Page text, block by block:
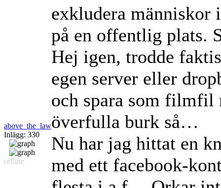
above_the_law
Inlägg: 330
offline
exkludera människor
på en offentlig plats.
Hej igen, trodde
egen server eller
och spara som filmfil
överfulla burk så…
Nu har jag hittat en
med ett facebook-